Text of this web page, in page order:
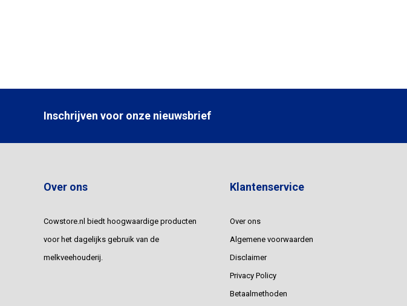
Inschrijven voor onze nieuwsbrief
Over ons
Cowstore.nl biedt hoogwaardige producten
voor het dagelijks gebruik van de
melkveehouderij.
Klantenservice
Over ons
Algemene voorwaarden
Disclaimer
Privacy Policy
Betaalmethoden